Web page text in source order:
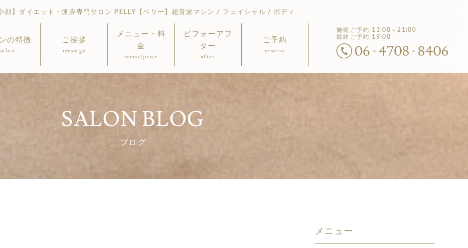
顔】ダイエット・痩身専門サロン PELLY【ペリー】超音波マシン / フェイシャル / ボディ
の特徴
salon
ご挨拶
message
メニュー・料
金
menu/price
ビフォーアフ
ター
after
ご予約
reserve
施術ご予約
11:00～21:00
最終ご予約 19:00
SALON BLOG
ブログ
メニュー